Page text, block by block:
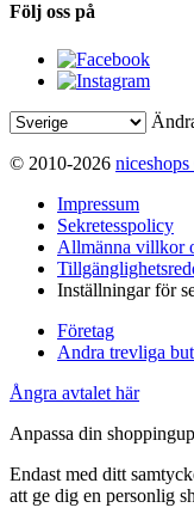
Följ oss på
© 2010-2026
Impressum
Sekretesspolicy
Allmänna villkor
Inställningar för
Företag
Andra trevliga
Ångra avtalet här
Anpassa din
Endast med ditt
att ge dig en personlig